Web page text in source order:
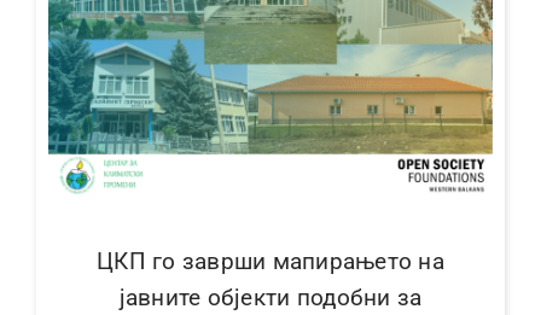
Контакт
ЦКП го заврши мапирањето на
јавните објекти подобни за